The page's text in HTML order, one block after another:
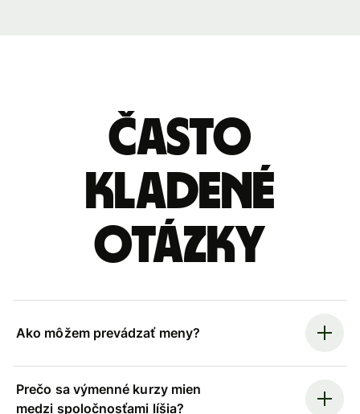
Často
kladené
otázky
Ako môžem prevádzať meny?
Prečo sa výmenné kurzy mien
medzi spoločnosťami líšia?